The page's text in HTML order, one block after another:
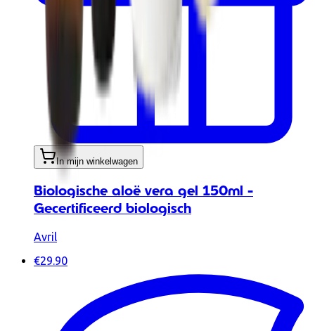
In mijn winkelwagen
Biologische aloë vera gel 150ml -
Gecertificeerd biologisch
Avril
€29.90